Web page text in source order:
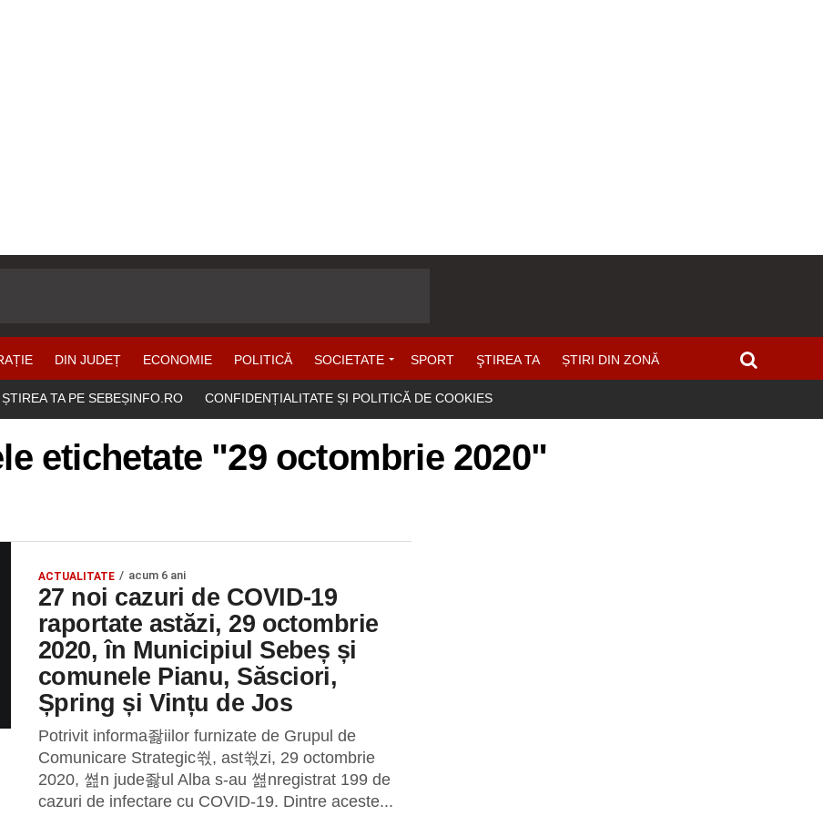
DIN JUDEȚ ECONOMIE POLITICĂ SOCIETATE SPORT ŞTIREA TA ȘTIRI DIN ZONĂ
ȘTIREA TA PE SEBEȘINFO.RO CONFIDENȚIALITATE ȘI POLITICĂ DE COOKIES
etichetate "29 octombrie 2020"
ACTUALITATE acum 6 ani
27 noi cazuri de COVID-19
raportate astăzi, 29 octombrie
2020, în Municipiul Sebeș și
comunele Pianu, Săsciori,
Șpring și Vințu de Jos
Potrivit informa좛iilor furnizate de Grupul de
Comunicare Strategic쒃, ast쒃zi, 29 octombrie
2020, 쎮n jude좛ul Alba s-au 쎮nregistrat 199 de
cazuri de infectare cu COVID-19. Dintre aceste...